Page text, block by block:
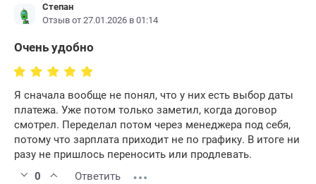
Степан
Отзыв от 27.01.2026 в 01:14
Очень удобно
Я сначала вообще не понял, что у них есть выбор даты
платежа. Уже потом только заметил, когда договор
смотрел. Переделал потом через менеджера под себя,
потому что зарплата приходит не по графику. В итоге ни
разу не пришлось переносить или продлевать.
0
Ответить